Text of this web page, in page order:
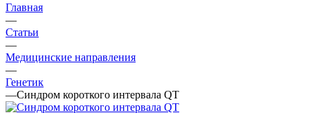
Главная
—
Статьи
—
Медицинские направления
—
Генетик
—Синдром короткого интервала QT